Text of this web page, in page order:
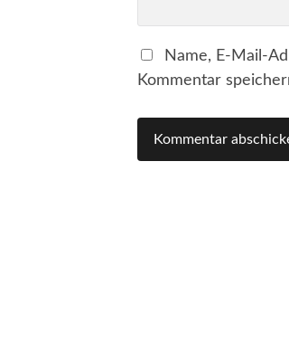
Name, E-Mail-
Kommentar